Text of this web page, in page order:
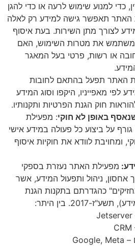
לרעה או כדי להגן
גישה למידע רק לאלה
השירות. בעת איסוף
השימוש, האם
פרטי בעל המאגר
בהתאם לחובות
היקפו וסוג המידע
הפרטיות ותקנותיו.
לא חוקי: מפעילת
כל פעולה במידע אישי
את חוקיות איסוף
האתר נעזרת בספקי
ותפעול המידע, אשר
בתקנות הגנת